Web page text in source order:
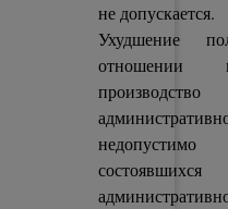
не допускается.
Ухудшение
отношении